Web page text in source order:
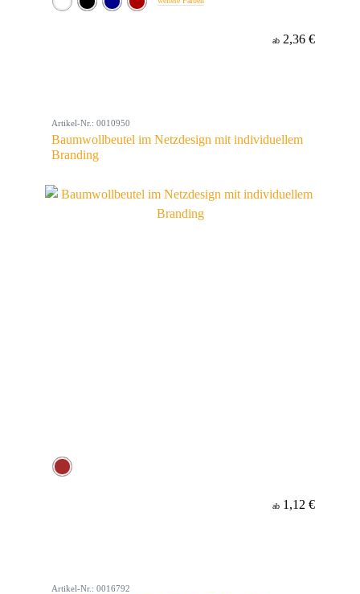
ab 2,36 €
Artikel-Nr.: 0010950
Baumwollbeutel im Netzdesign mit individuellem
Branding
ab 1,12 €
Artikel-Nr.: 0016792